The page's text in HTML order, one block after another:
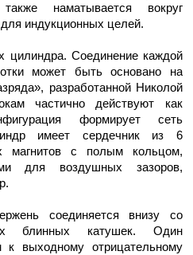
наматывается вокруг
индукционных целей.
цилиндра. Соединение каждой
может быть основано на
разработанной Николой
частично действуют как
формирует сеть
имеет сердечник из 6
магнитов с полым кольцом,
для воздушных зазоров,
соединяется внизу со
блинных катушек. Один
к выходному отрицательному